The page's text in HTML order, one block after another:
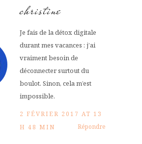
christine
Je fais de la détox digitale
durant mes vacances : j’ai
vraiment besoin de
déconnecter surtout du
boulot. Sinon, cela m’est
impossible.
2 FÉVRIER 2017 AT 13
H 48 MIN
Répondre